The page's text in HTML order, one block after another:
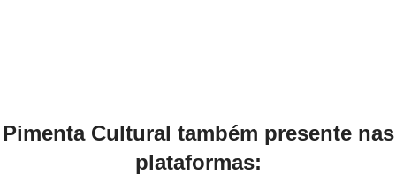
Pimenta Cultural também presente nas
plataformas: